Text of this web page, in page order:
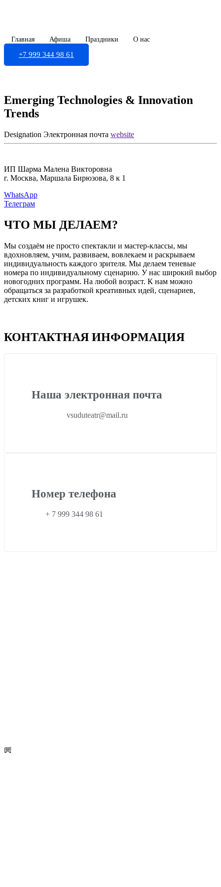
Главная Афиша Праздники О нас
+7 999 344 98 61
Emerging Technologies & Innovation
Trends
Designation Электронная почта website
ИП Шарма Малена Викторовна
г. Москва, Маршала Бирюзова, 8 к 1
WhatsApp
Телеграм
ЧТО МЫ ДЕЛАЕМ?
Мы создаём не просто спектакли и мастер-классы, мы
вдохновляем, учим, развиваем, вовлекаем и раскрываем
индивидуальность каждого зрителя. Мы делаем теневые
номера по индивидуальному сценарию. У нас широкий выбор
новогодних программ. На любой возраст. К нам можно
обращаться за разработкой креативных идей, сценариев,
детских книг и игрушек.
КОНТАКТНАЯ ИНФОРМАЦИЯ
Наша электронная почта
vsuduteatr@mail.ru
Номер телефона
+ 7 999 344 98 61